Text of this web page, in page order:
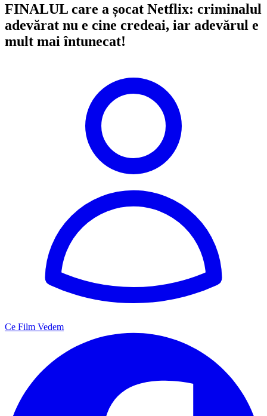
FINALUL care a șocat Netflix: criminalul
adevărat nu e cine credeai, iar adevărul e
mult mai întunecat!
Ce Film Vedem